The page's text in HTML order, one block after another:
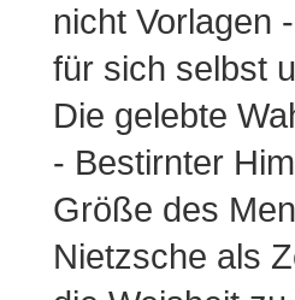
nicht Vorlagen
für sich selbst
Die gelebte
- Bestirnter
Größe des
Nietzsche als